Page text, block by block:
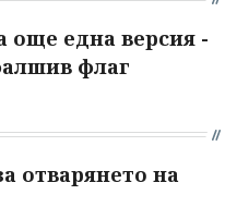
още една версия -
флаг
отварянето на